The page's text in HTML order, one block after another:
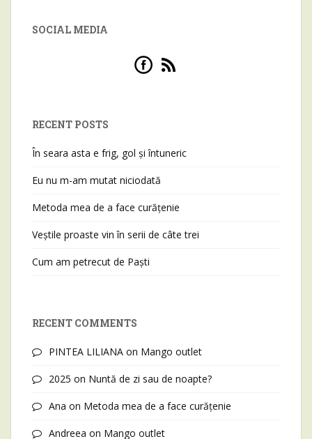
SOCIAL MEDIA
RECENT POSTS
În seara asta e frig, gol și întuneric
Eu nu m-am mutat niciodată
Metoda mea de a face curățenie
Veștile proaste vin în serii de câte trei
Cum am petrecut de Paști
RECENT COMMENTS
PINTEA LILIANA on Mango outlet
2025 on Nuntă de zi sau de noapte?
Ana on Metoda mea de a face curățenie
Andreea on Mango outlet